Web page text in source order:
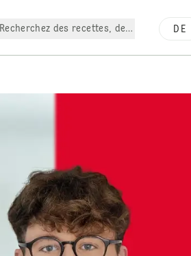
Recherchez des recettes, des produits, etc.
DE